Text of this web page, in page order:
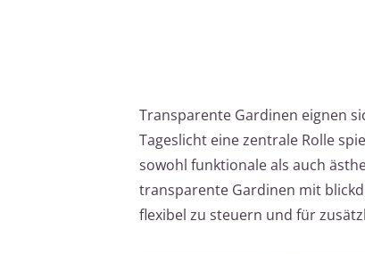
Transparente Gardinen eignen
Tageslicht eine zentrale Rolle
sowohl funktionale als auch
transparente Gardinen mit
flexibel zu steuern und für